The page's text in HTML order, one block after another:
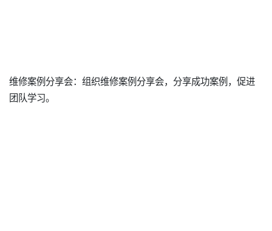
维修案例分享会：组织维修案例分享会，分享成功案例，促进
团队学习。